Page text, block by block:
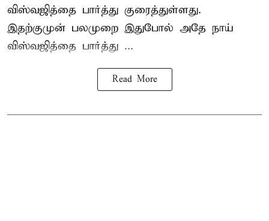
விஸ்வஜித்தை பார்த்து குரைத்துள்ளது.
இதற்குமுன் பலமுறை இதுபோல் அதே நாய்
விஸ்வஜித்தை பார்த்து ...
Read More